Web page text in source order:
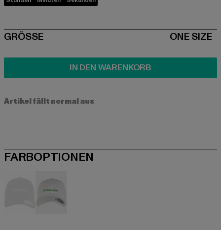
SIZE
GRÖSSE ONE SIZE
IN DEN WARENKORB
Artikel fällt normal aus
FARBOPTIONEN